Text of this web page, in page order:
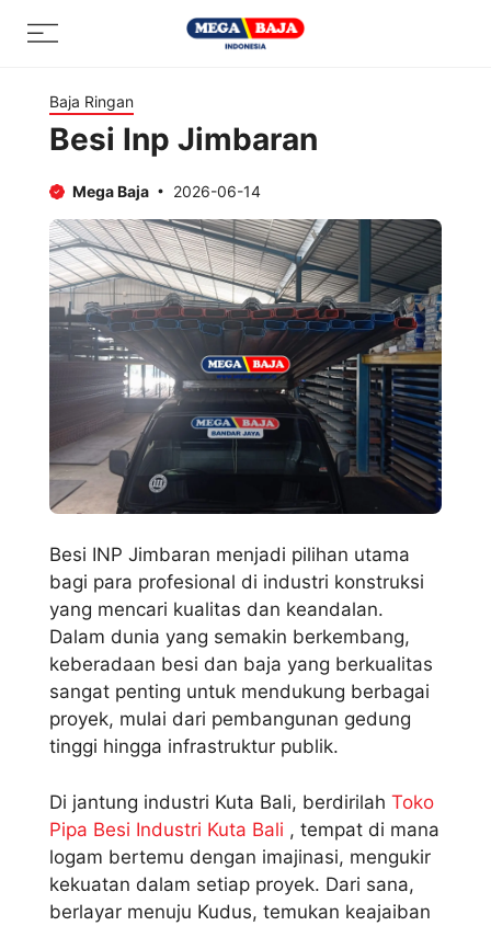
Menu
Baja Ringan
Besi Inp Jimbaran
Mega Baja 2026-06-14
Besi INP Jimbaran menjadi pilihan utama
bagi para profesional di industri konstruksi
yang mencari kualitas dan keandalan.
Dalam dunia yang semakin berkembang,
keberadaan besi dan baja yang berkualitas
sangat penting untuk mendukung berbagai
proyek, mulai dari pembangunan gedung
tinggi hingga infrastruktur publik.
Di jantung industri Kuta Bali, berdirilah Toko
Pipa Besi Industri Kuta Bali , tempat di mana
logam bertemu dengan imajinasi, mengukir
kekuatan dalam setiap proyek. Dari sana,
berlayar menuju Kudus, temukan keajaiban